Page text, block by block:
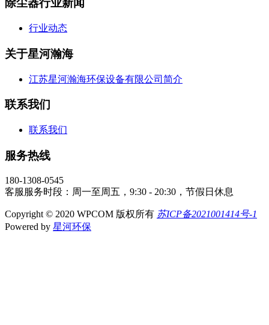
除尘器行业新闻
行业动态
关于星河瀚海
江苏星河瀚海环保设备有限公司简介
联系我们
联系我们
服务热线
180-1308-0545
客服服务时段：周一至周五，9:30 - 20:30，节假日休息
Copyright © 2020 WPCOM 版权所有 苏ICP备2021001414号-1
Powered by 星河环保